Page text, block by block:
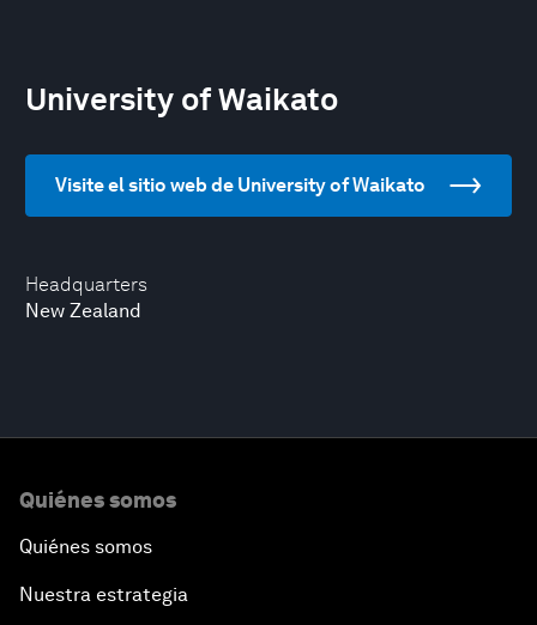
Headquarters
New Zealand
University of Waikato
Visite el sitio web de University of Waikato
Quiénes somos
Quiénes somos
Nuestra estrategia